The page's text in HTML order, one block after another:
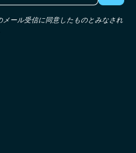
ール受信に同意したものとみなされ